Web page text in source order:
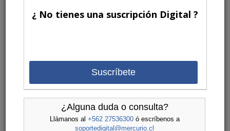
¿ No tienes una suscripción Digital ?
Suscríbete
¿Alguna duda o consulta?
Llámanos al +562 27536300ó escríbenos a
soportedigital@mercurio.cl